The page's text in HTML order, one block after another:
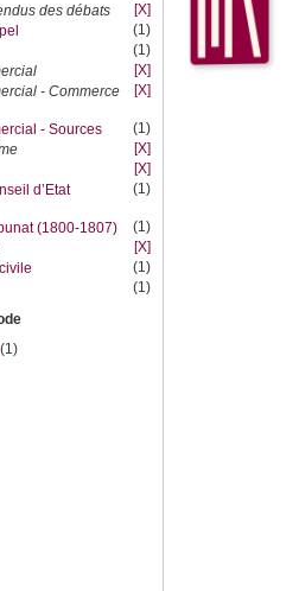
des débats
[X]
(1)
(1)
[X]
- Commerce
[X]
- Sources
(1)
[X]
[X]
d’Etat
(1)
(1800-1807)
(1)
[X]
(1)
(1)
(1)